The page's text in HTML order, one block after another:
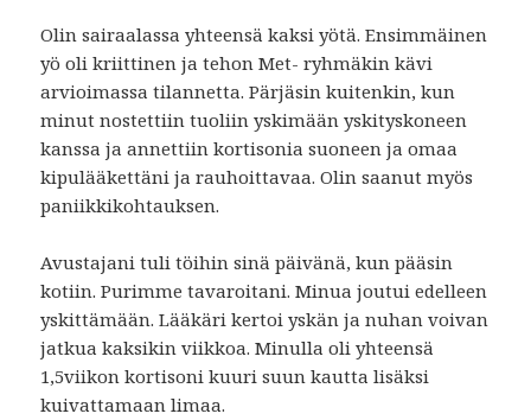
Olin sairaalassa yhteensä kaksi yötä. Ensimmäinen
yö oli kriittinen ja tehon Met- ryhmäkin kävi
arvioimassa tilannetta. Pärjäsin kuitenkin, kun
minut nostettiin tuoliin yskimään yskityskoneen
kanssa ja annettiin kortisonia suoneen ja omaa
kipulääkettäni ja rauhoittavaa. Olin saanut myös
paniikkikohtauksen.
Avustajani tuli töihin sinä päivänä, kun pääsin
kotiin. Purimme tavaroitani. Minua joutui edelleen
yskittämään. Lääkäri kertoi yskän ja nuhan voivan
jatkua kaksikin viikkoa. Minulla oli yhteensä
1,5viikon kortisoni kuuri suun kautta lisäksi
kuivattamaan limaa.